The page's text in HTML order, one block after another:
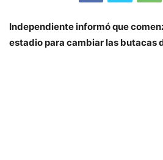
Independiente informó que
estadio para cambiar las butacas